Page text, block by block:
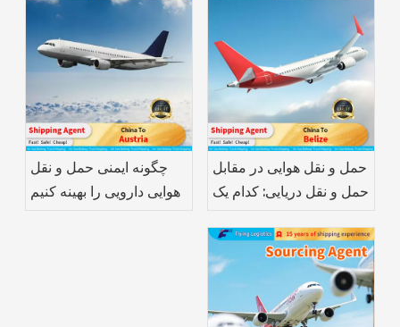
حمل و نقل هوایی در مقابل
حمل و نقل دریایی: کدام یک
چگونه ایمنی حمل و نقل
هوایی دارویی را بهینه کنیم